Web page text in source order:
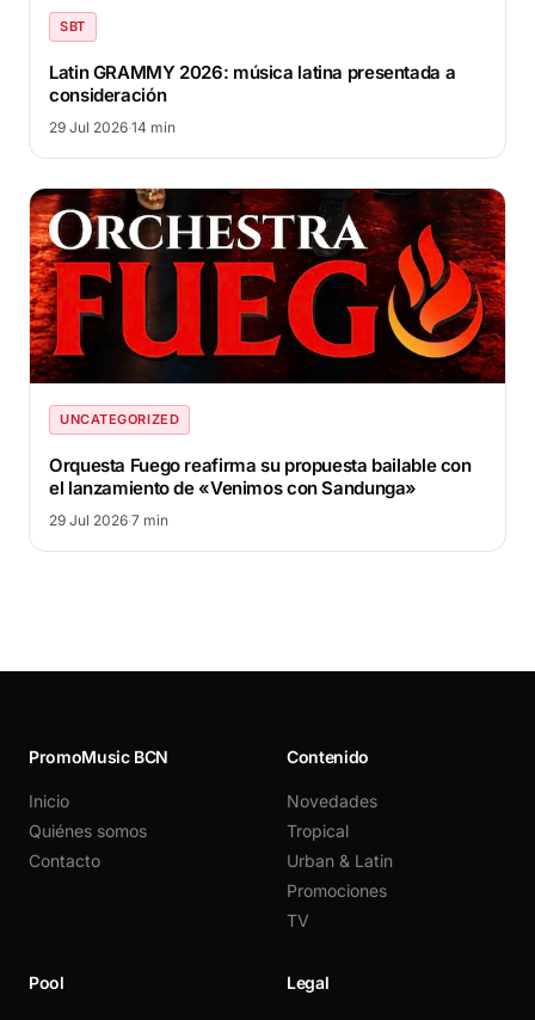
SBT
Latin GRAMMY 2026: música latina presentada a
consideración
29 Jul 2026·14 min
UNCATEGORIZED
Orquesta Fuego reafirma su propuesta bailable con
el lanzamiento de «Venimos con Sandunga»
29 Jul 2026·7 min
PromoMusic BCN
Inicio
Quiénes somos
Contacto
Contenido
Novedades
Tropical
Urban & Latin
Promociones
TV
Pool Legal